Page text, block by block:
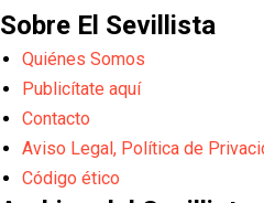
Sobre El Sevillista
Quiénes Somos
Publicítate aquí
Contacto
Aviso Legal, Política de
Código ético